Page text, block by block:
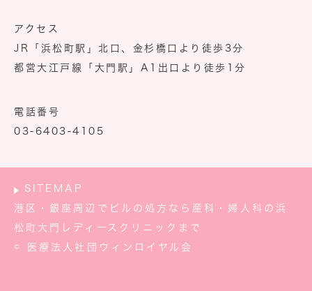
アクセス
JR「浜松町駅」北口、金杉橋口より徒歩3分
都営大江戸線「大門駅」A1出口より徒歩1分
電話番号
03-6403-4105
SITEMAP
港区・銀座周辺でピルの処方なら産科・婦人科の浜
松町大門レディースクリニックまで
© 医療法人社団ウィンロイヤル会